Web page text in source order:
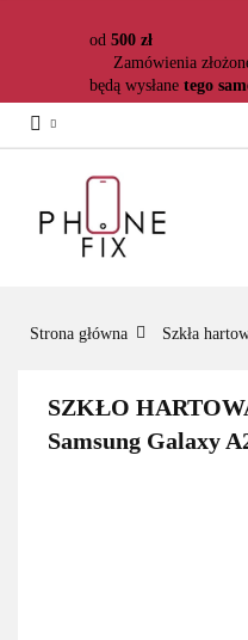
od 500 zł
Zamówienia
będą wysłane tego
Strona główna Szkła
SZKŁO
Samsung Galaxy